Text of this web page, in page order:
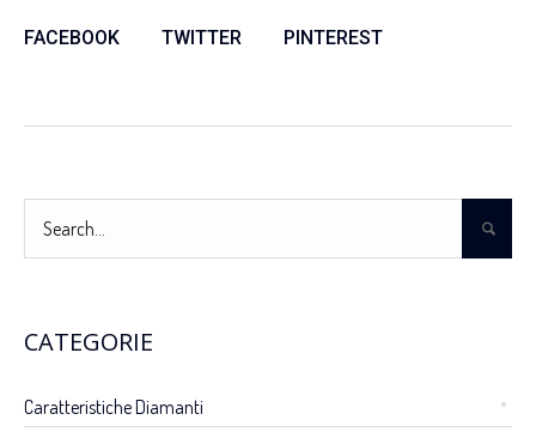
FACEBOOK TWITTER PINTEREST
CATEGORIE
Caratteristiche Diamanti